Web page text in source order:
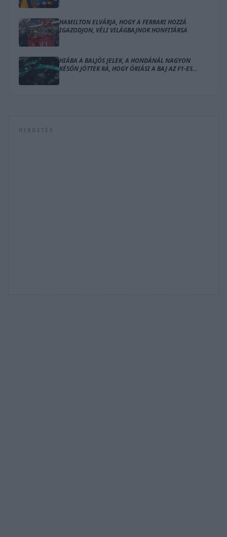
HAMILTON ELVÁRJA, HOGY A FERRARI HOZZÁ
IGAZODJON, VÉLI VILÁGBAJNOK HONFITÁRSA
HIÁBA A BALJÓS JELEK, A HONDÁNÁL NAGYON
KÉSŐN JÖTTEK RÁ, HOGY ÓRIÁSI A BAJ AZ F1-ES
HIRDETÉS